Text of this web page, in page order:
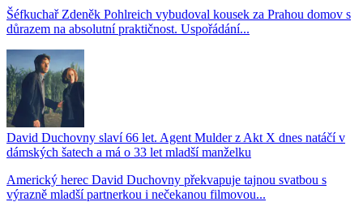
Šéfkuchař Zdeněk Pohlreich vybudoval kousek za Prahou domov s
důrazem na absolutní praktičnost. Uspořádání...
David Duchovny slaví 66 let. Agent Mulder z Akt X dnes natáčí v
dámských šatech a má o 33 let mladší manželku
Americký herec David Duchovny překvapuje tajnou svatbou s
výrazně mladší partnerkou i nečekanou filmovou...